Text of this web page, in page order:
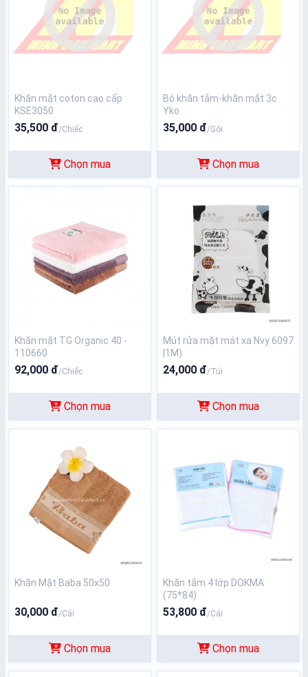
Khăn mặt coton cao cấp
KSE3050
35,500 đ/Chiếc
Chọn mua
Bộ khăn tắm-khăn mặt 3c
Yko
35,000 đ/Gói
Chọn mua
Khăn mặt TG Organic 40 -
110660
92,000 đ/Chiếc
Chọn mua
Mút rửa mặt mát xa Nvy 6097
|1M)
24,000 đ/Túi
Chọn mua
Khăn Mặt Baba 50x50
30,000 đ/Cái
Chọn mua
Khăn tắm 4 lớp DOKMA
(75*84)
53,800 đ/Cái
Chọn mua